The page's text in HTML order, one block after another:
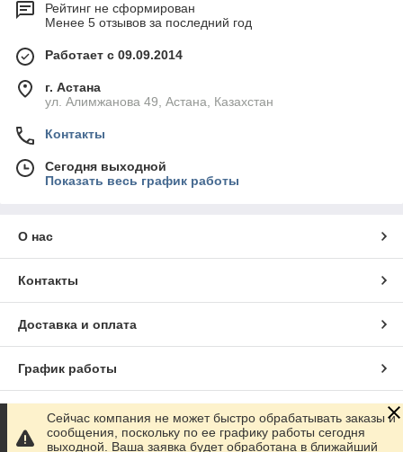
Рейтинг не сформирован
Менее 5 отзывов за последний год
Работает с 09.09.2014
г. Астана
ул. Алимжанова 49, Астана, Казахстан
Контакты
Сегодня выходной
Показать весь график работы
О нас
Контакты
Доставка и оплата
График работы
Полная версия сайта
Сейчас компания не может быстро обрабатывать заказы и
сообщения, поскольку по ее графику работы сегодня
выходной. Ваша заявка будет обработана в ближайший